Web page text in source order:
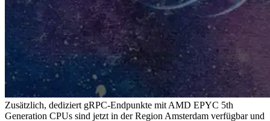
Zusätzlich, dediziert gRPC-Endpunkte mit AMD EPYC 5th
Generation CPUs sind jetzt in der Region Amsterdam verfügbar und